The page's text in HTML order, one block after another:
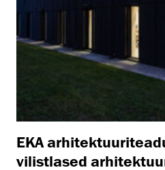
EKA
vilistlased